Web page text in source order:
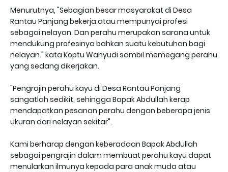
Menurutnya, "Sebagian besar masyarakat di Desa
Rantau Panjang bekerja atau mempunyai profesi
sebagai nelayan. Dan perahu merupakan sarana untuk
mendukung profesinya bahkan suatu kebutuhan bagi
nelayan." kata Koptu Wahyudi sambil memegang perahu
yang sedang dikerjakan.
"Pengrajin perahu kayu di Desa Rantau Panjang
sangatlah sedikit, sehingga Bapak Abdullah kerap
mendapatkan pesanan perahu dengan beberapa jenis
ukuran dari nelayan sekitar".
Kami berharap dengan keberadaan Bapak Abdullah
sebagai pengrajin dalam membuat perahu kayu dapat
menularkan ilmunya kepada para anak muda atau